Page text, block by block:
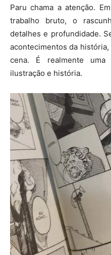
Paru chama a atenção.
trabalho bruto, o
detalhes e profundidade.
acontecimentos da
cena. É realmente uma
ilustração e história.